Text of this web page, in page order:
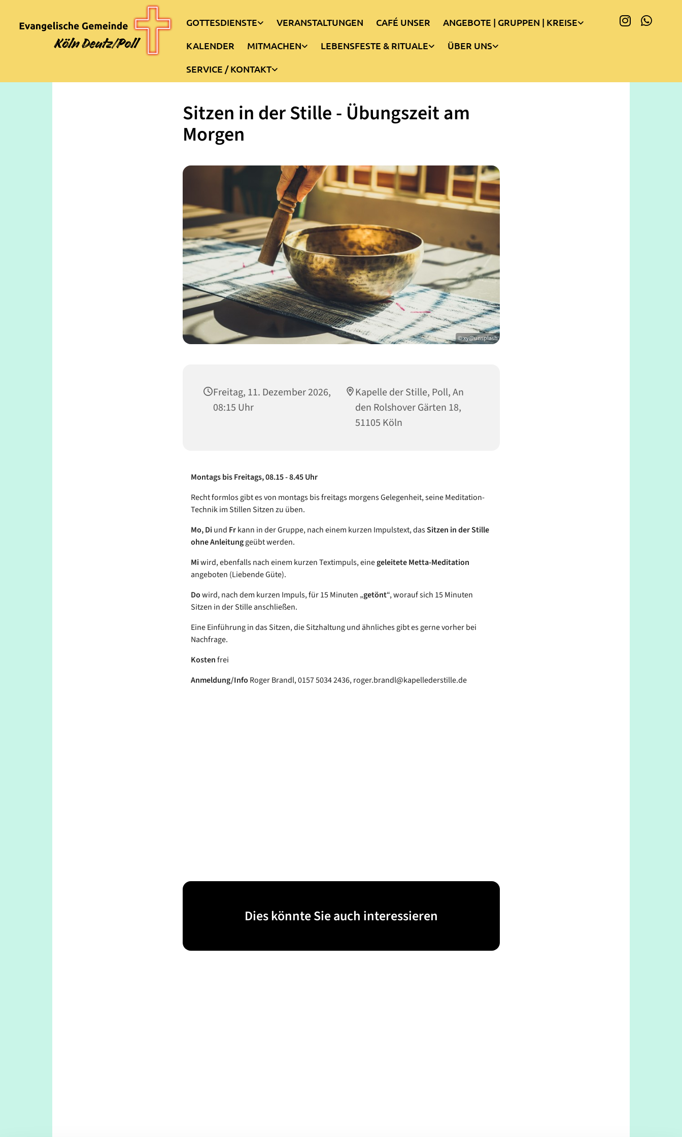
GOTTESDIENSTE VERANSTALTUNGEN CAFÉ UNSER
ANGEBOTE | GRUPPEN | KREISE
KALENDER
MITMACHEN LEBENSFESTE & RITUALE
ÜBER UNS
SERVICE / KONTAKT
Sitzen in der Stille - Übungszeit am
Morgen
© xy@unsplash
Freitag, 11. Dezember 2026,
08:15 Uhr
Kapelle der Stille, Poll, An
den Rolshover Gärten 18,
51105 Köln
Montags bis Freitags, 08.15 - 8.45 Uhr
Recht formlos gibt es von montags bis freitags morgens Gelegenheit, seine Meditation-
Technik im Stillen Sitzen zu üben.
Mo, Diund Frkann in der Gruppe, nach einem kurzen Impulstext, dasSitzen in der Stille
ohne Anleitunggeübt werden.
Miwird, ebenfalls nach einem kurzen Textimpuls, einegeleitete Metta-Meditation
angeboten (Liebende Güte).
Dowird, nach dem kurzen Impuls, für 15 Minuten „getönt“, worauf sich 15 Minuten
Sitzen in der Stille anschließen.
Eine Einführung in das Sitzen, die Sitzhaltung und ähnliches gibt es gerne vorher bei
Nachfrage.
Kostenfrei
Anmeldung/Info Roger Brandl, 0157 5034 2436, roger.brandl@kapellederstille.de
Dies könnte Sie auch interessieren